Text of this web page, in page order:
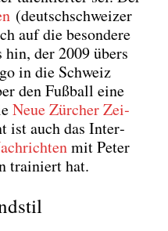
(deutsch­schwei­zer
auf die beson­de­re
der 2009 übers
in die Schweiz
den Fuß­ball eine
Neue Zür­cher Zei­
ist auch das Inter­
mit Peter
trai­niert hat.